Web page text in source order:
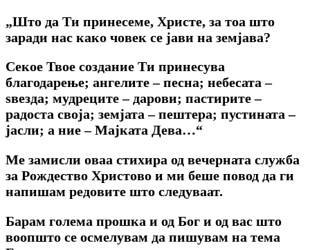
„Што да Ти принесеме, Христе, за тоа што
заради нас како човек се јави на земјава?
Секое Твое создание Ти принесува
благодарење; ангелите – песна; небесата –
ѕвезда; мудреците – дарови; пастирите –
радоста своја; земјата – пештера; пустината –
јасли; а ние – Мајката Дева…“
Ме замисли оваа стихира од вечерната служба
за Рождество Христово и ми беше повод да ги
напишам редовите што следуваат.
Барам голема прошка и од Бог и од вас што
воопшто се осмелувам да пишувам на тема